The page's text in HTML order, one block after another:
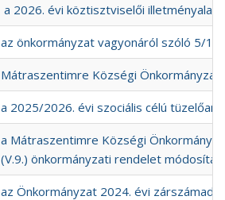
a 2026. évi köztisztviselői illetményalap
az önkormányzat vagyonáról szóló 5/
Mátraszentimre Községi
a 2025/2026. évi szociális célú
a Mátraszentimre Községi
(V.9.) önkormányzati rendelet
az Önkormányzat 2024. évi